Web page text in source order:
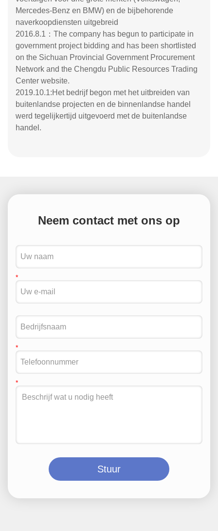
Mercedes-Benz en BMW) en de bijbehorende
naverkoopdiensten uitgebreid
2016.8.1：The company has begun to participate in
government project bidding and has been shortlisted
on the Sichuan Provincial Government Procurement
Network and the Chengdu Public Resources Trading
Center website.
2019.10.1:Het bedrijf begon met het uitbreiden van
buitenlandse projecten en de binnenlandse handel
werd tegelijkertijd uitgevoerd met de buitenlandse
handel.
Neem contact met ons op
Stuur